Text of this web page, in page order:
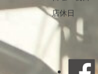
店休日